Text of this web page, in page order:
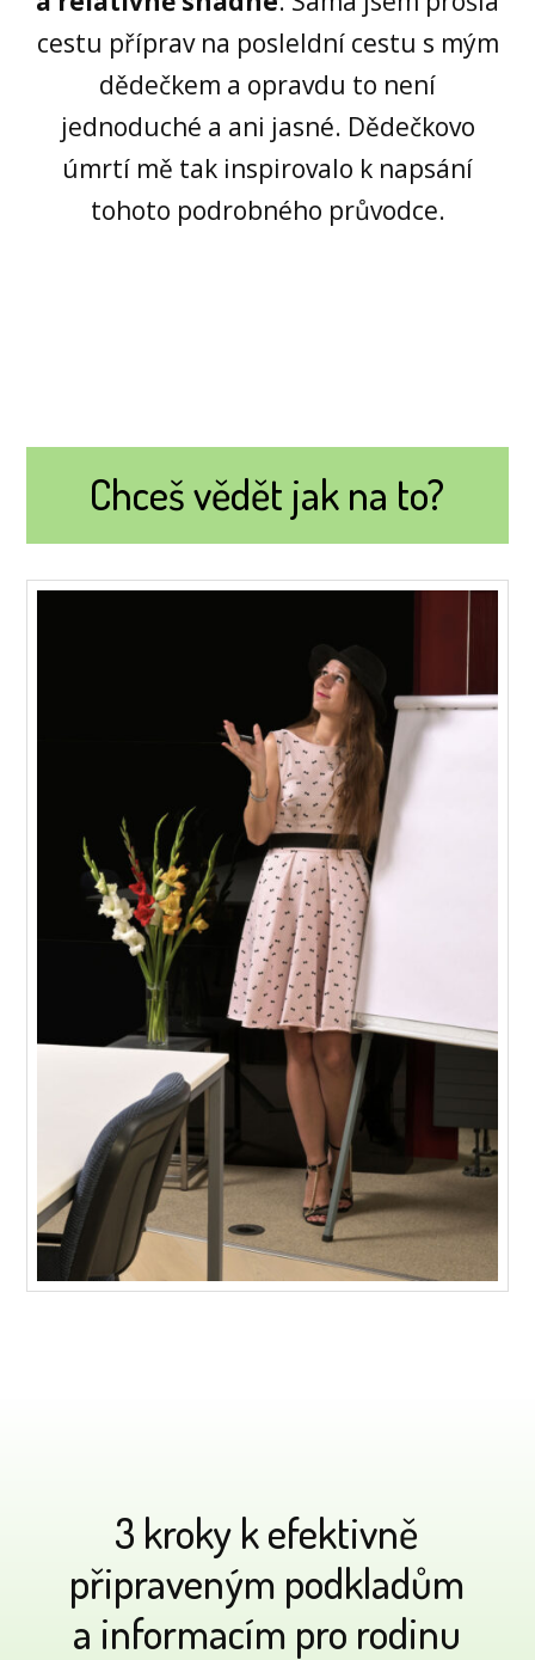
cestu příprav na posleldní cestu s mým
dědečkem a opravdu to není
jednoduché a ani jasné. Dědečkovo
úmrtí mě tak inspirovalo k napsání
tohoto podrobného průvodce.
Chceš vědět jak na to?
3 kroky k efektivně
připraveným podkladům
a informacím pro rodinu